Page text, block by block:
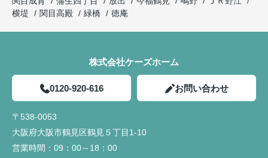
横堤
関目高殿 緑橋 徳庵
株式会社ケーズホーム
0120-920-616 お問い合わせ
〒538-0053
大阪府大阪市鶴見区鶴見５丁目1-10
営業時間： 09：00～18：00